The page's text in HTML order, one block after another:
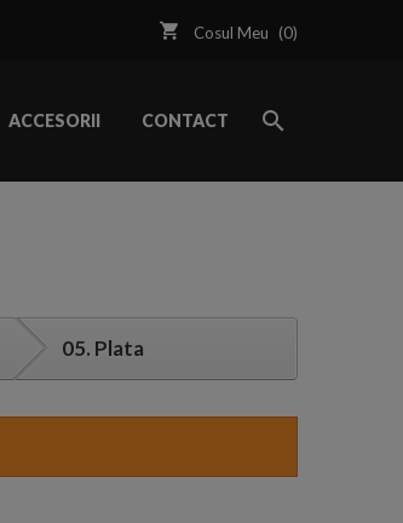
Cosul Meu (0)
ACCESORII CONTACT
05. Plata